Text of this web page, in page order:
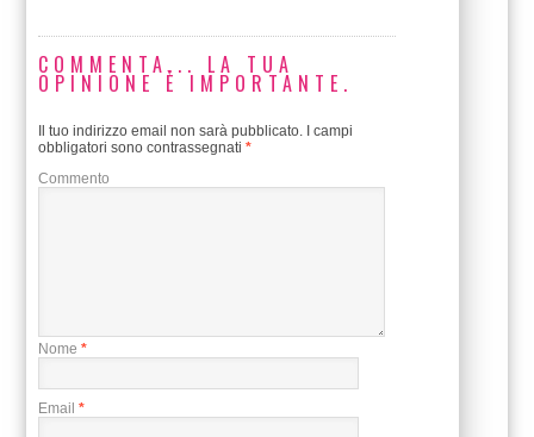
COMMENTA... LA TUA
OPINIONE È IMPORTANTE.
Il tuo indirizzo email non sarà pubblicato. I campi
obbligatori sono contrassegnati*
Commento
Nome *
Email *